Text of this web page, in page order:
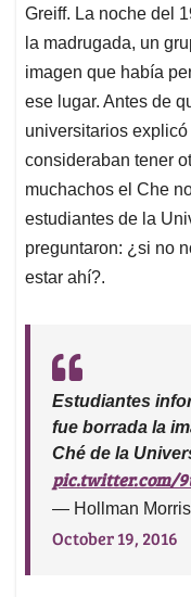
Greiff. La noche del
la madrugada, un
imagen que había
ese lugar. Antes de
universitarios
consideraban tener
muchachos el Che
estudiantes de la
preguntaron: ¿si no
estar ahí?.
Estudiantes
fue borrada la
Ché de la
pic.twitter.com/
— Hollman
October 19, 2016